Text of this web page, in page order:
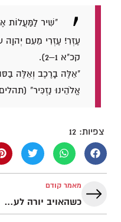
"שִׁיר לַמַּעֲלוֹת
עֶזְרִי׃ עֶזְרִי מֵעִם
קכ"א 1–2).
"אֵלֶּה בָרֶכֶב וְאֵלֶּה
אֱלֹהֵינוּ נַזְכִּיר" (תהלים
צפיות: 12
מאמר קודם
כשהאויב יורה לעצמו ברגל